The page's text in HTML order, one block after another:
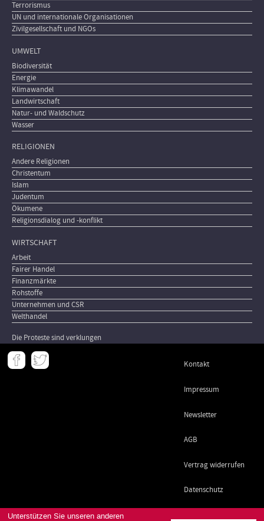
Unterstützen Sie unseren anderen
Terrorismus
UN und internationale Organisationen
Zivilgesellschaft und NGOs
UMWELT
Biodiversität
Energie
Klimawandel
Landwirtschaft
Natur- und Waldschutz
Wasser
RELIGIONEN
Andere Religionen
Christentum
Islam
Judentum
Ökumene
Religionsdialog und -konflikt
WIRTSCHAFT
Arbeit
Fairer Handel
Finanzmärkte
Rohstoffe
Unternehmen und CSR
Welthandel
Die Proteste sind verklungen
Meta
- Kontakt
Impressum
Newsletter
AGB
Vertrag widerrufen
Datenschutz